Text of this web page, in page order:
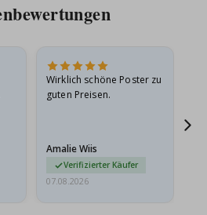
Wirklich schöne Poster zu
guten Preisen.
Amalie Wiis
Verifizierter Käufer
07.08.2026